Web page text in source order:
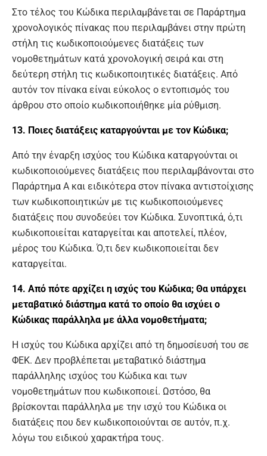
Στο τέλος του Κώδικα περιλαμβάνεται σε Παράρτημα
χρονολογικός πίνακας που περιλαμβάνει στην πρώτη
στήλη τις κωδικοποιούμενες διατάξεις των
νομοθετημάτων κατά χρονολογική σειρά και στη
δεύτερη στήλη τις κωδικοποιητικές διατάξεις. Από
αυτόν τον πίνακα είναι εύκολος ο εντοπισμός του
άρθρου στο οποίο κωδικοποιήθηκε μία ρύθμιση.
13. Ποιες διατάξεις καταργούνται με τον Κώδικα;
Από την έναρξη ισχύος του Κώδικα καταργούνται οι
κωδικοποιούμενες διατάξεις που περιλαμβάνονται στο
Παράρτημα Α και ειδικότερα στον πίνακα αντιστοίχισης
των κωδικοποιητικών με τις κωδικοποιούμενες
διατάξεις που συνοδεύει τον Κώδικα. Συνοπτικά, ό,τι
κωδικοποιείται καταργείται και αποτελεί, πλέον,
μέρος του Κώδικα. Ό,τι δεν κωδικοποιείται δεν
καταργείται.
14. Από πότε αρχίζει η ισχύς του Κώδικα; Θα υπάρχει
μεταβατικό διάστημα κατά το οποίο θα ισχύει ο
Κώδικας παράλληλα με άλλα νομοθετήματα;
Η ισχύς του Κώδικα αρχίζει από τη δημοσίευσή του σε
ΦΕΚ. Δεν προβλέπεται μεταβατικό διάστημα
παράλληλης ισχύος του Κώδικα και των
νομοθετημάτων που κωδικοποιεί. Ωστόσο, θα
βρίσκονται παράλληλα με την ισχύ του Κώδικα οι
διατάξεις που δεν κωδικοποιούνται σε αυτόν, π.χ.
λόγω του ειδικού χαρακτήρα τους.